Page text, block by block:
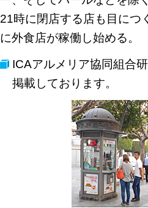
21時に閉店する店も目につ
に外食店が稼働し始める。
ICAアルメリア協同組合
掲載しております。